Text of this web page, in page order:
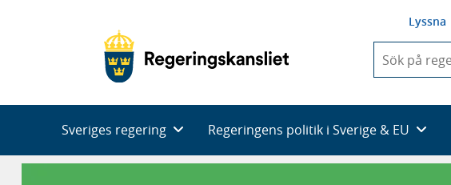
Lyssna
du
skriva
framträder
en
Sveriges regering Regeringens politik i Sverige & EU